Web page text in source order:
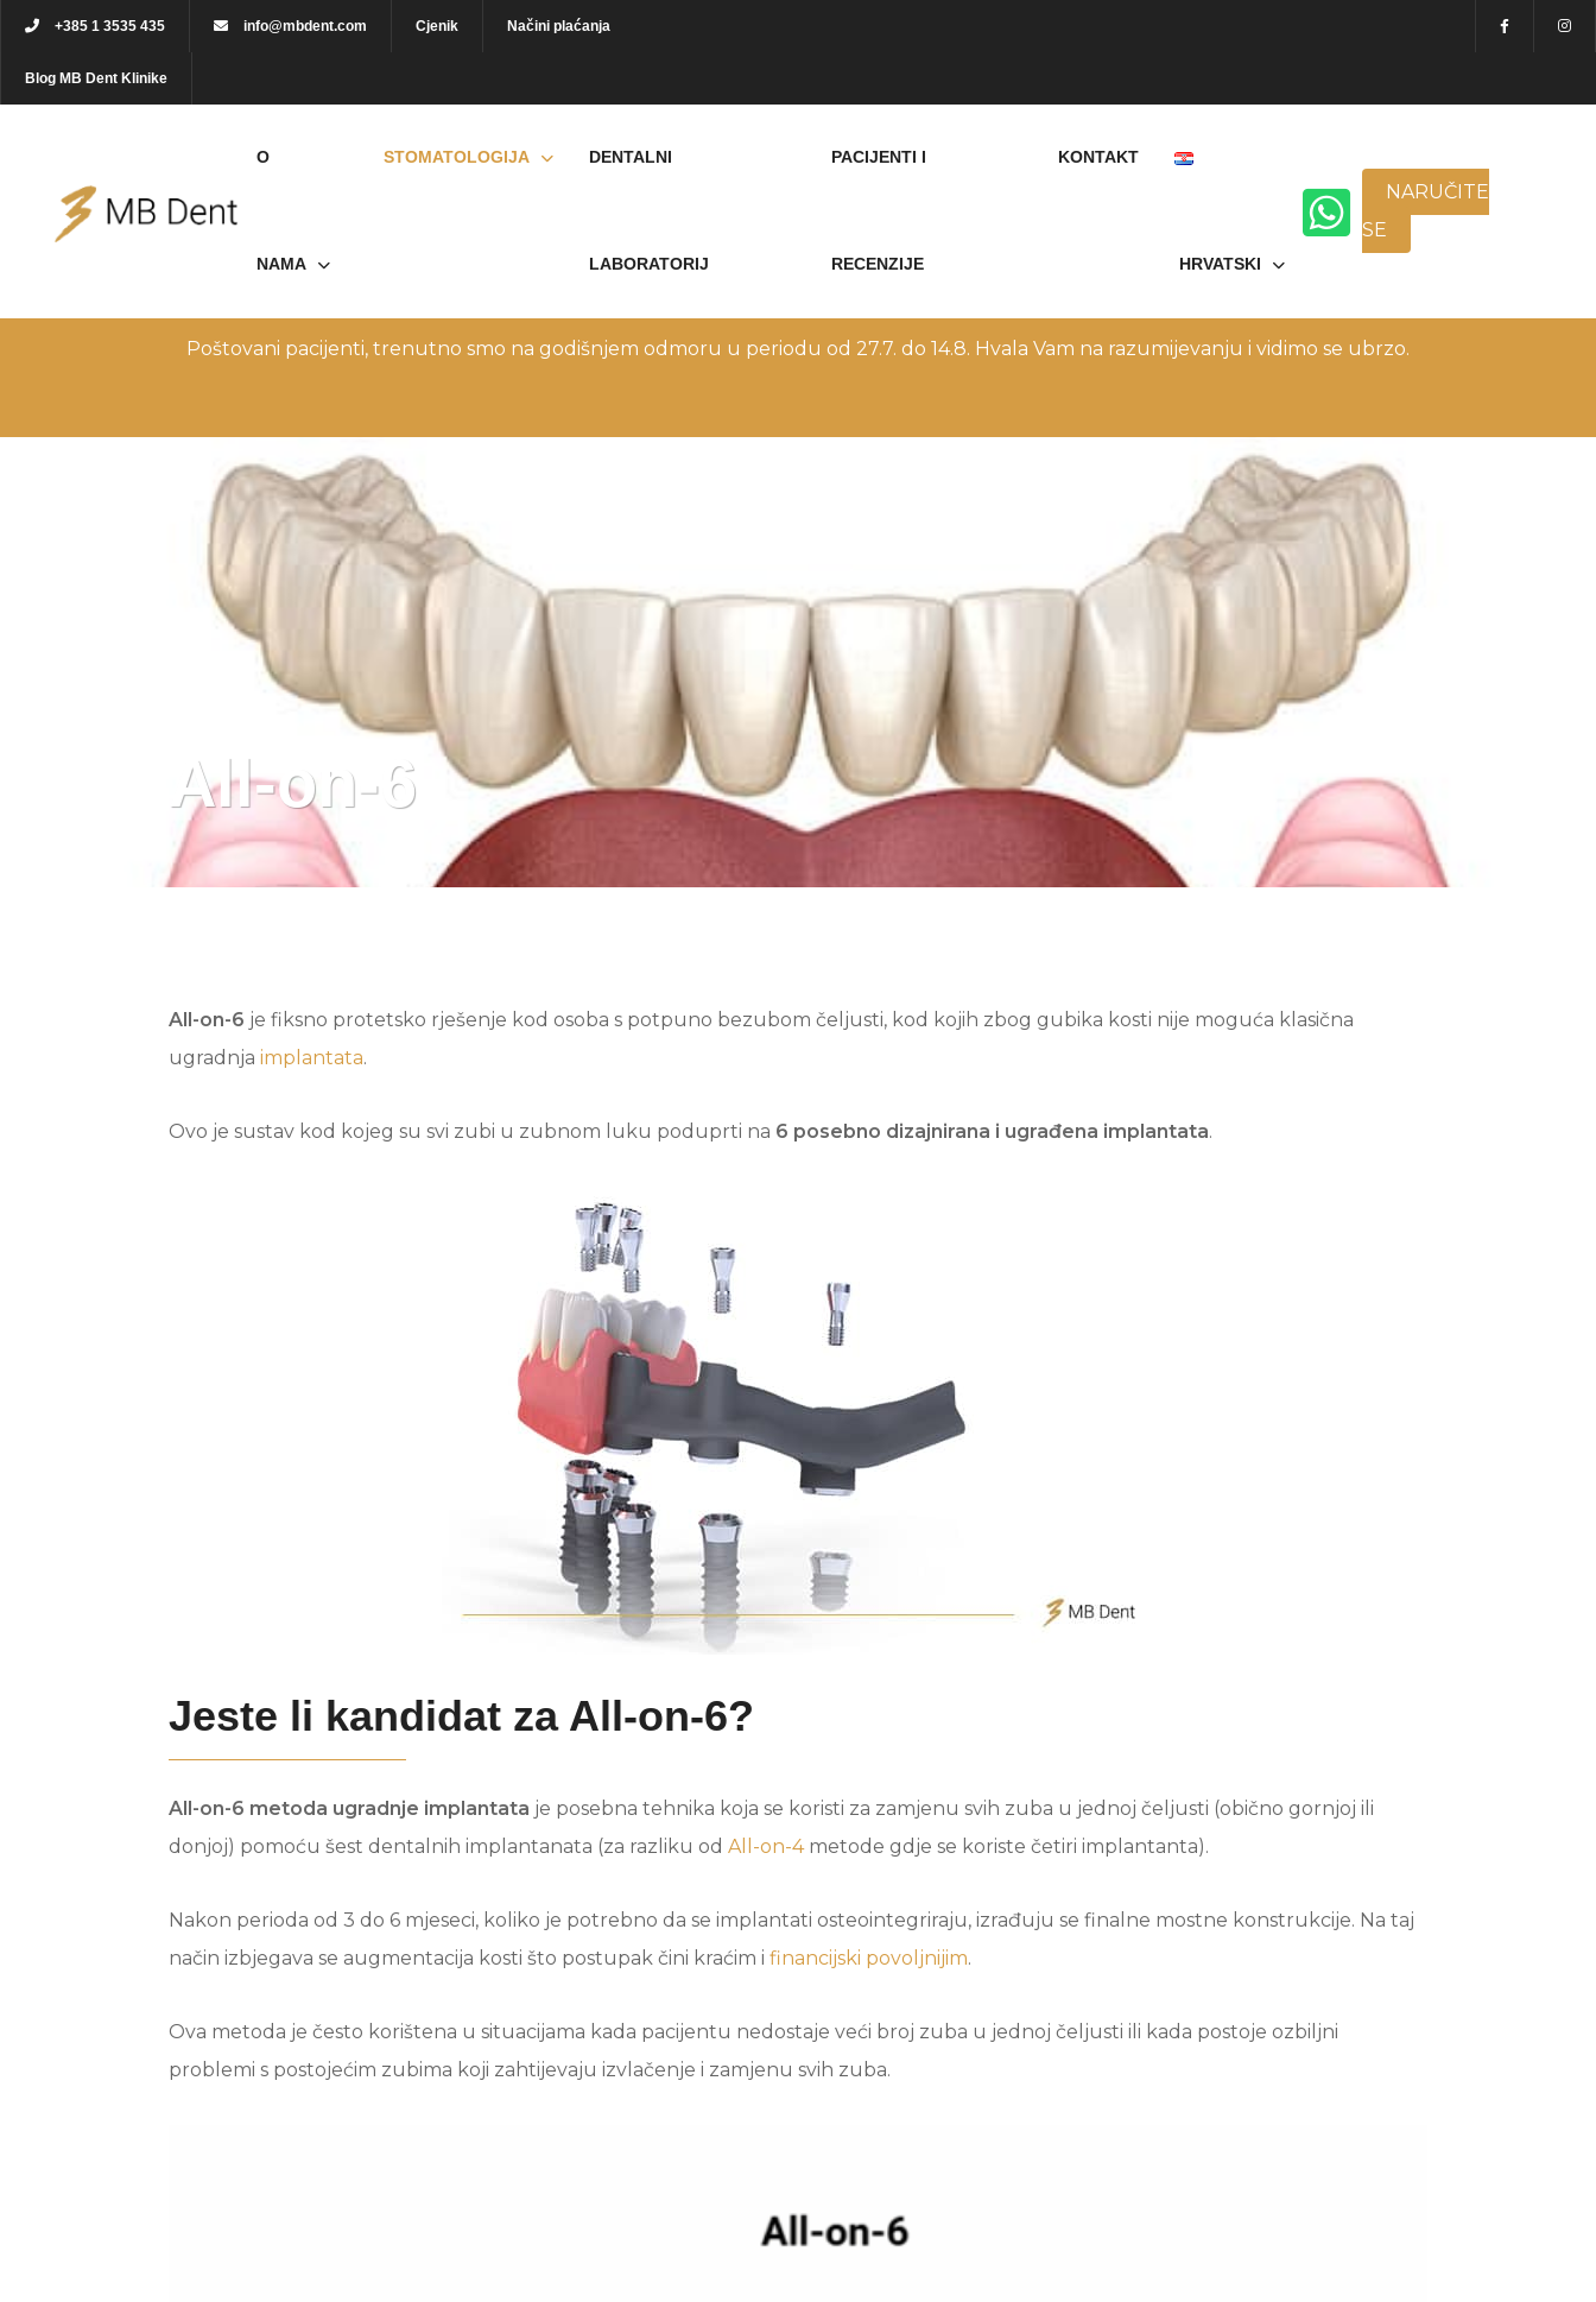
+385 1 3535 435 info@mbdent.com Cjenik Načini plaćanja
Blog MB Dent Klinike
O
NAMA
STOMATOLOGIJA DENTALNI
LABORATORIJ
PACIJENTI I
RECENZIJE
KONTAKT
HRVATSKI
NARUČITE
SE
Poštovani pacijenti, trenutno smo na godišnjem odmoru u periodu od 27.7. do 14.8. Hvala Vam na razumijevanju i vidimo se ubrzo.
All-on-6
All-on-6 je fiksno protetsko rješenje kod osoba s potpuno bezubom čeljusti, kod kojih zbog gubika kosti nije moguća klasična
ugradnjaimplantata.
Ovo je sustav kod kojeg su svi zubi u zubnom luku poduprti na 6 posebno dizajnirana i ugrađena implantata.
Jeste li kandidat za All-on-6?
All-on-6 metoda ugradnje implantata je posebna tehnika koja se koristi za zamjenu svih zuba u jednoj čeljusti (obično gornjoj ili
donjoj) pomoću šest dentalnih implantanata (za razliku odAll-on-4metode gdje se koriste četiri implantanta).
Nakon perioda od 3 do 6 mjeseci, koliko je potrebno da se implantati osteointegriraju, izrađuju se finalne mostne konstrukcije. Na taj
način izbjegava se augmentacija kosti što postupak čini kraćim ifinancijski povoljnijim.
Ova metoda je često korištena u situacijama kada pacijentu nedostaje veći broj zuba u jednoj čeljusti ili kada postoje ozbiljni
problemi s postojećim zubima koji zahtijevaju izvlačenje i zamjenu svih zuba.